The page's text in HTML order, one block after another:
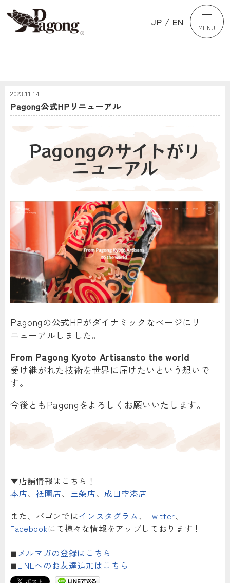
JP / EN MENU
2023.11.14
Pagong公式HPリニューアル
Pagongのサイトがリ
ニューアル
Pagongの公式HPがダイナミックなページにリ
ニューアルしました。
From Pagong Kyoto Artisansto the world
受け継がれた技術を世界に届けたいという想いで
す。
今後ともPagongをよろしくお願いいたします。
▼店舗情報はこちら！
本店、 祇園店、 三条店、成田空港店
また、パゴンではインスタグラム、Twitter、
Facebookにて様々な情報をアップしております！
◼︎メルマガの登録はこちら
◼︎LINEへのお友達追加はこちら